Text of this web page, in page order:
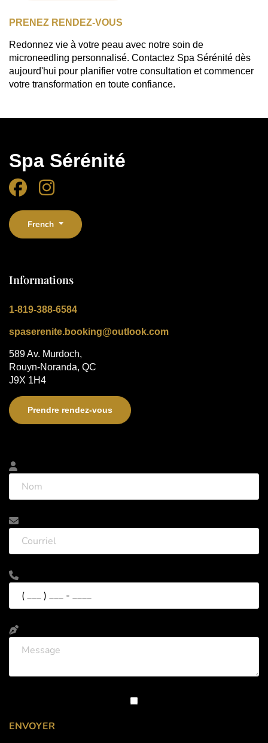
PRENEZ RENDEZ-VOUS
Redonnez vie à votre peau avec notre soin de
microneedling personnalisé. Contactez Spa Sérénité dès
aujourd'hui pour planifier votre consultation et commencer
votre transformation en toute confiance.
Spa Sérénité
Sélectionnez votre langue
French
Informations
1-819-388-6584
spaserenite.booking@outlook.com
589 Av. Murdoch,
Rouyn-Noranda, QC
J9X 1H4
Prendre rendez-vous
ENVOYER